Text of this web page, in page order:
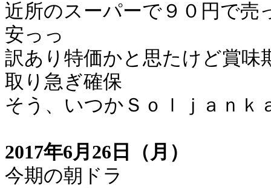
近所のスーパーで９０円で売
安っっ
訳あり特価かと思たけど賞味
取り急ぎ確保
そう、いつかＳｏｌｊａｎｋ
2017年6月26日（月）
今期の朝ドラ